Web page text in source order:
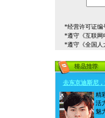
*经营许可证编
*遵守《互联网
*遵守《全国人
去东京迪斯尼
精
活
魅